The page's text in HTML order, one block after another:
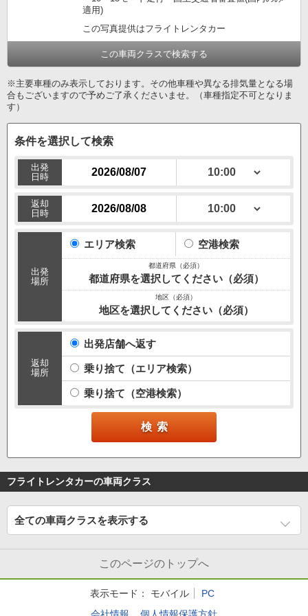
適用)
この写真提供はフライトレンタカー
この車両クラスで検索する
※主要車種のみ表示しております。その他車種や異なる排気量となる場
合もございますので予めご了承くださいませ。（車種指定不可となりま
す）
条件を選択して検索
出発
日時
返却
日時
出発
場所
エリア検索 空港検索
都道府県を選択してください（必須）
地区を選択してください（必須）
返却
場所
出発店舗へ返す
乗り捨て（エリア検索）
乗り捨て（空港検索）
フライトレンタカーの車両クラス
全ての車両クラスを表示する
このページのトップへ
表示モード： モバイル
PC